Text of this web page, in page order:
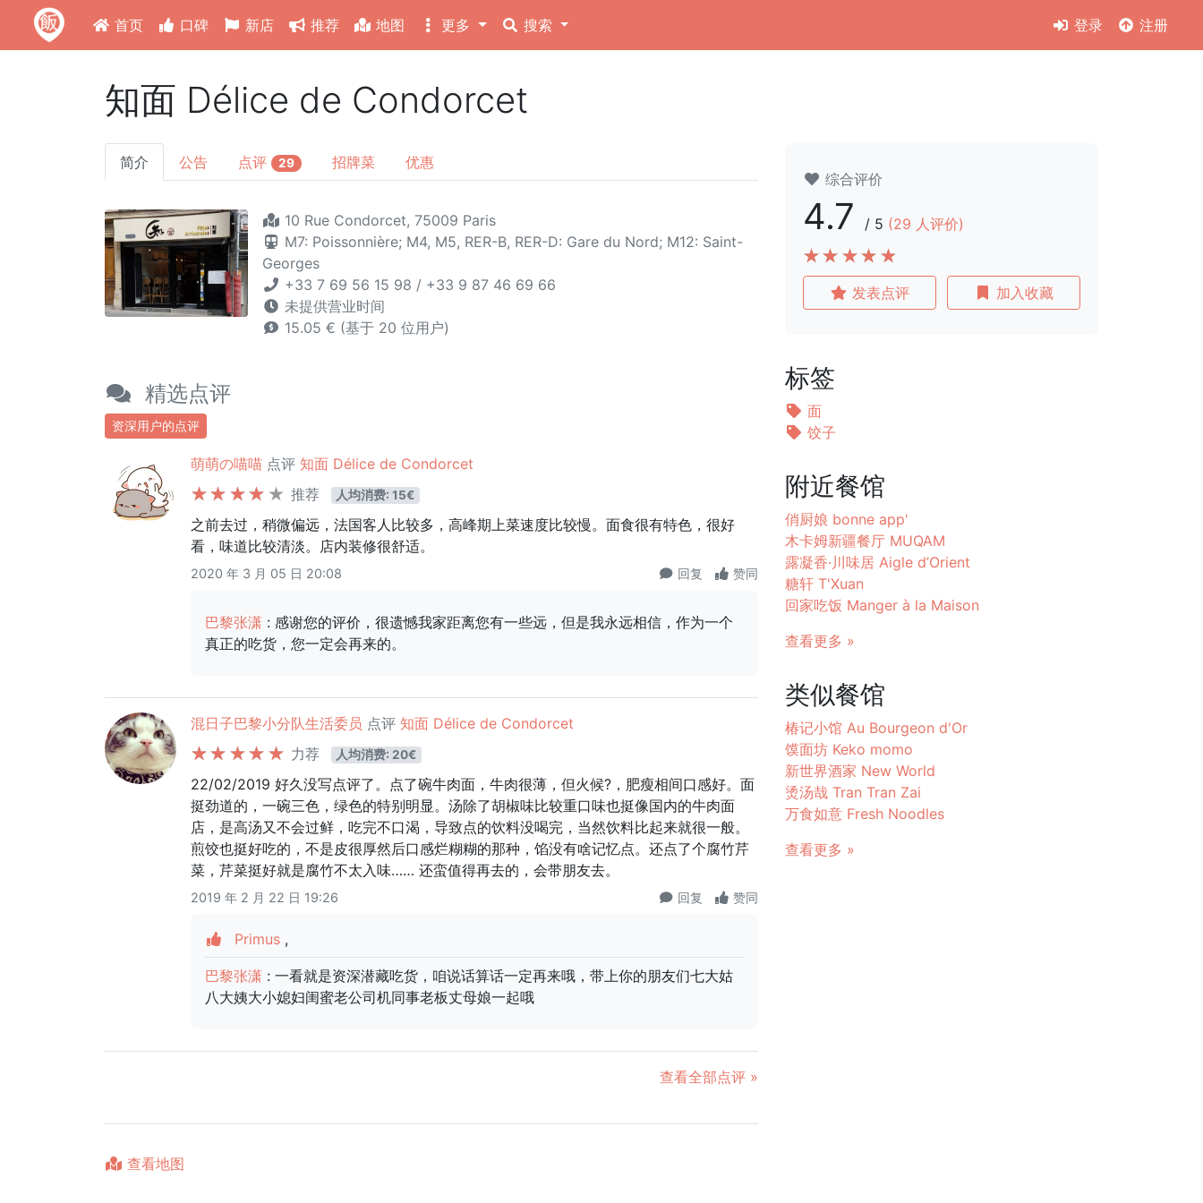
首页 口碑 新店 推荐 地图 更多 搜索 登录 注册
知面 Délice de Condorcet
简介 公告 点评 29 招牌菜 优惠
10 Rue Condorcet, 75009 Paris
M7: Poissonnière; M4, M5, RER-B, RER-D: Gare du Nord; M12: Saint-
Georges
+33 7 69 56 15 98 / +33 9 87 46 69 66
未提供营业时间
15.05 € (基于 20 位用户)
精选点评
资深用户的点评
萌萌の喵喵 点评 知面 Délice de Condorcet
推荐
人均消费: 15€
之前去过，稍微偏远，法国客人比较多，高峰期上菜速度比较慢。面食很有特色，很好
看，味道比较清淡。店内装修很舒适。
2020 年 3 月 05 日 20:08 回复 赞同
巴黎张潇 : 感谢您的评价，很遗憾我家距离您有一些远，但是我永远相信，作为一个
真正的吃货，您一定会再来的。
混日子巴黎小分队生活委员 点评 知面 Délice de Condorcet
力荐
人均消费: 20€
22/02/2019 好久没写点评了。点了碗牛肉面，牛肉很薄，但火候?，肥瘦相间口感好。面
挺劲道的，一碗三色，绿色的特别明显。汤除了胡椒味比较重口味也挺像国内的牛肉面
店，是高汤又不会过鲜，吃完不口渴，导致点的饮料没喝完，当然饮料比起来就很一般。
煎饺也挺好吃的，不是皮很厚然后口感烂糊糊的那种，馅没有啥记忆点。还点了个腐竹芹
菜，芹菜挺好就是腐竹不太入味…… 还蛮值得再去的，会带朋友去。
2019 年 2 月 22 日 19:26 回复 赞同
Primus ,
巴黎张潇 : 一看就是资深潜藏吃货，咱说话算话一定再来哦，带上你的朋友们七大姑
八大姨大小媳妇闺蜜老公司机同事老板丈母娘一起哦
查看全部点评 »
查看地图
综合评价
4.7 / 5 (29 人评价)
发表点评 加入收藏
标签
面
饺子
附近餐馆
俏厨娘 bonne app'
木卡姆新疆餐厅 MUQAM
露凝香·川味居 Aigle d’Orient
糖轩 T'Xuan
回家吃饭 Manger à la Maison
查看更多 »
类似餐馆
椿记小馆 Au Bourgeon d'Or
馍面坊 Keko momo
新世界酒家 New World
烫汤哉 Tran Tran Zai
万食如意 Fresh Noodles
查看更多 »